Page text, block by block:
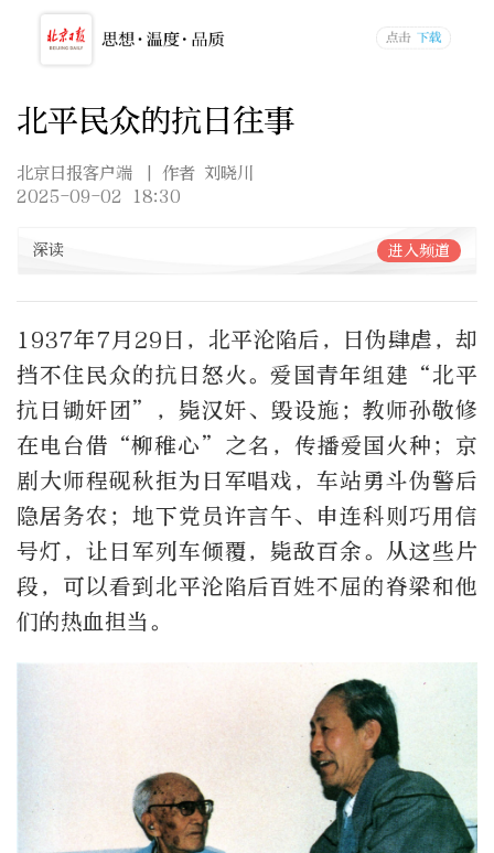
北平民众的抗日往事
北京日报客户端
| 作者 刘晓川
2025-09-02 18:30
深读 进入频道
1937年7月29日，北平沦陷后，日伪肆虐，却
挡不住民众的抗日怒火。爱国青年组建“北平
抗日锄奸团”，毙汉奸、毁设施；教师孙敬修
在电台借“柳稚心”之名，传播爱国火种；京
剧大师程砚秋拒为日军唱戏，车站勇斗伪警后
隐居务农；地下党员许言午、申连科则巧用信
号灯，让日军列车倾覆，毙敌百余。从这些片
段，可以看到北平沦陷后百姓不屈的脊梁和他
们的热血担当。